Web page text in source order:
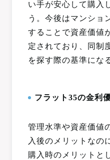
い手が安心して購入
う。今後はマンショ
することで資産価値
定されており、同制
を探す際の基準にな
フラット35の金利
管理水準や資産価値
入後のメリットなの
購入時のメリットと